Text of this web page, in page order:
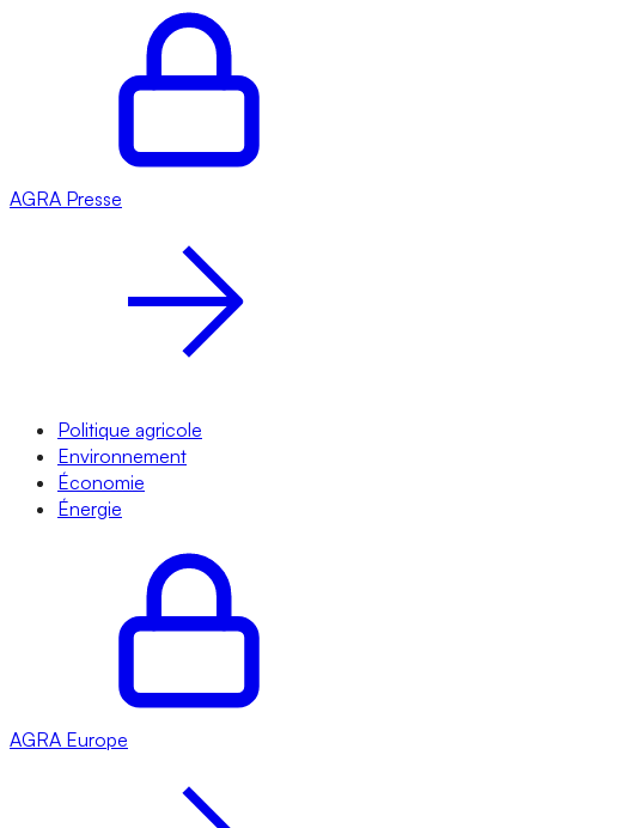
AGRA Presse
Politique agricole
Environnement
Économie
Énergie
AGRA Europe